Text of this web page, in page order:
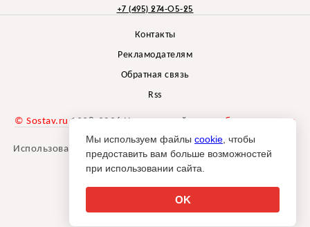
+7 (495) 274-05-25
Контакты
Рекламодателям
Обратная связь
Rss
© Sostav.ru 1998-2026 Независимый проектбрендингового
агентства Depot
Использование материалов Sostav.ru допустимо только при
указании источника.
Мы используем файлы cookie , чтобы
предоставить вам больше возможностей
при использовании сайта.
OK